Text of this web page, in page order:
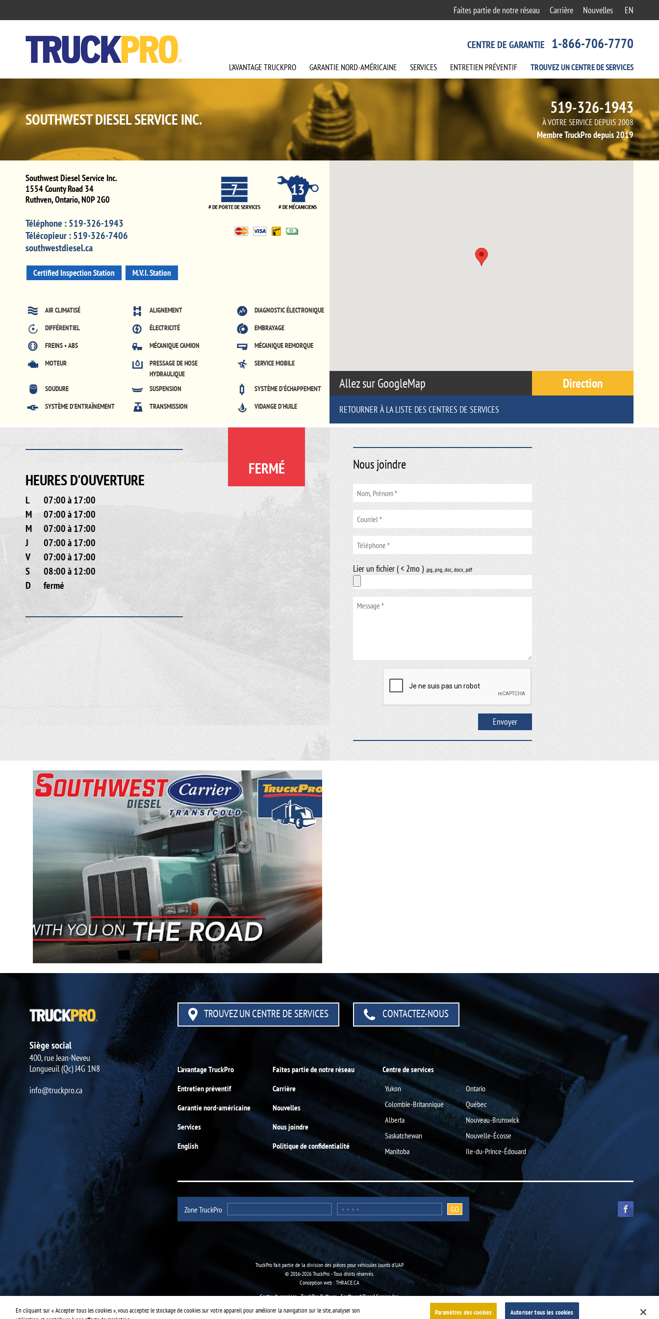
Faites partie de notre réseau Carrière Nouvelles EN
CENTRE DE GARANTIE 1-866-706-7770
L'AVANTAGETRUCKPRO GARANTIE NORD-AMÉRICAINE SERVICES ENTRETIEN PRÉVENTIF TROUVEZ UN CENTREDE SERVICES
SOUTHWEST DIESEL SERVICE INC.
519-326-1943
À VOTRE SERVICE DEPUIS 2008
Membre TruckPro depuis 2019
Southwest Diesel Service Inc.
1554 County Road 34
Ruthven,Ontario,N0P 2G0
Téléphone :519-326-1943
Télécopieur :519-326-7406
southwestdiesel.ca
7
# DE PORTE DE SERVICES
13
# DE MÉCANICIENS
Certified Inspection Station M.V.I. Station
AIR CLIMATISÉ ALIGNEMENT
DIAGNOSTIC ÉLECTRONIQUE
DIFFÉRENTIEL
ÉLECTRICITÉ
EMBRAYAGE
FREINS • ABS
MÉCANIQUE CAMION
MÉCANIQUE REMORQUE
MOTEUR
PRESSAGE DE HOSE
HYDRAULIQUE
SERVICE MOBILE
SOUDURE SUSPENSION
SYSTÈME D'ÉCHAPPEMENT
SYSTÈME D'ENTRAÎNEMENT
TRANSMISSION VIDANGE D'HUILE
Allez sur GoogleMap Direction
RETOURNER À LA LISTE DES CENTRES DE SERVICES
FERMÉ
HEURES D'OUVERTURE
L
07:00 à 17:00
M
07:00 à 17:00
M
07:00 à 17:00
J
07:00 à 17:00
V
07:00 à 17:00
S
08:00 à 12:00
D
fermé
Nous joindre
Lier un fichier ( < 2mo ).jpg, .png, .doc, .docx, .pdf
Siège social
400, rue Jean-Neveu
Longueuil (Qc) J4G 1N8
info@truckpro.ca
TROUVEZ UN CENTRE DE SERVICES CONTACTEZ-NOUS
L'avantage TruckPro
Entretien préventif
Garantie nord-américaine
Services
English
Faites partie de notre réseau
Carrière
Nouvelles
Nous joindre
Politique de confidentialité
Centre de services
Yukon
Colombie-Britannique
Alberta
Saskatchewan
Manitoba
Ontario
Québec
Nouveau-Brunswick
Nouvelle-Écosse
Ile-du-Prince-Édouard
Zone TruckPro
TruckPro fait partie de la division des pièces pour véhicules lourdsd’UAP.
© 2016-2026 TruckPro - Tous droits réservés.
Conception web : THRACE.CA
Centre de services-TruckPro Ruthven-Southwest Diesel Service Inc.
En cliquant sur « Accepter tous les cookies », vous acceptez le stockage de cookies sur votre appareil pour améliorer la navigation sur le site, analyser son
Paramètres des cookies Autoriser tous les cookies